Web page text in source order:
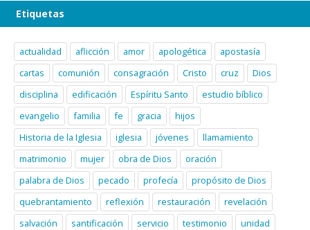
Etiquetas
actualidad aflicción amor apologética
apostasía
cartas
comunión consagración Cristo cruz
Dios
disciplina
edificación Espíritu Santo
estudio bíblico
evangelio
familia fe gracia
hijos
Historia de la Iglesia
iglesia jóvenes
llamamiento
matrimonio
mujer obra de Dios
oración
palabra de Dios
pecado profecía
propósito de Dios
quebrantamiento
reflexión restauración
revelación
salvación
santificación servicio testimonio
unidad